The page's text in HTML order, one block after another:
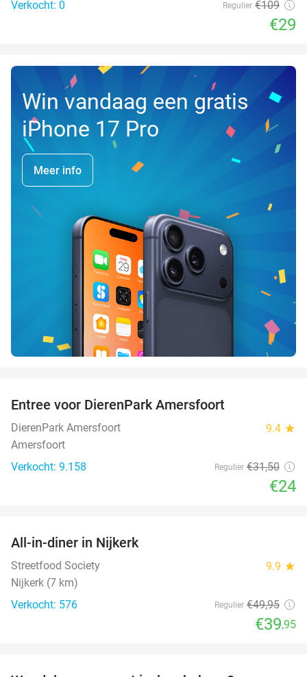
Verkocht: 0
Regulier €109
€29
Win vandaag een gratis
iPhone 17 Pro
Meer info
Entree voor DierenPark Amersfoort
DierenPark Amersfoort 9.4 star
Amersfoort
Verkocht: 9.158
Regulier €31,50
€24
All-in-diner in Nijkerk
Streetfood Society 9.9 star
Nijkerk (7 km)
Verkocht: 576
Regulier €49,95
€39,95